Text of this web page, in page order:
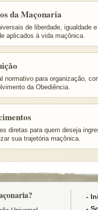
da Maçonaria
de liberdade, igualdade e
aplicados à vida maçônica.
normativo para organização,
da Obediência.
diretas para quem deseja
sua trajetória maçônica.
-
-